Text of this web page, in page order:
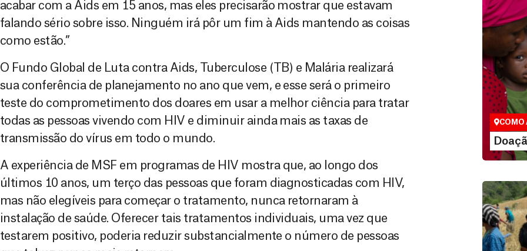
acabar com a Aids em 15 anos, mas eles precisarão mostrar que estavam
falando sério sobre isso. Ninguém irá pôr um fim à Aids mantendo as coisas
como estão.”
O Fundo Global de Luta contra Aids, Tuberculose (TB) e Malária realizará
sua conferência de planejamento no ano que vem, e esse será o primeiro
teste do comprometimento dos doares em usar a melhor ciência para tratar
todas as pessoas vivendo com HIV e diminuir ainda mais as taxas de
transmissão do vírus em todo o mundo.
A experiência de MSF em programas de HIV mostra que, ao longo dos
últimos 10 anos, um terço das pessoas que foram diagnosticadas com HIV,
mas não elegíveis para começar o tratamento, nunca retornaram à
instalação de saúde. Oferecer tais tratamentos individuais, uma vez que
testarem positivo, poderia reduzir substancialmente o número de pessoas
Doação
São as
que nos
vidas em
COMO